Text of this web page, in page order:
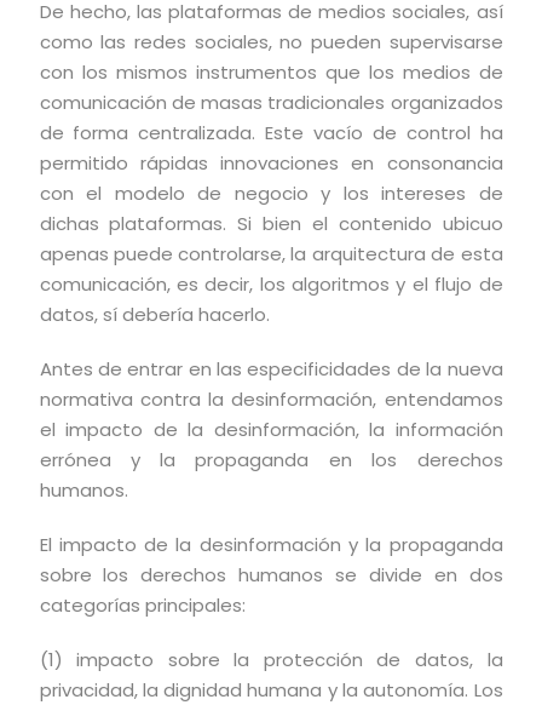
De hecho, las plataformas de medios sociales, así
como las redes sociales, no pueden supervisarse
con los mismos instrumentos que los medios de
comunicación de masas tradicionales organizados
de forma centralizada. Este vacío de control ha
permitido rápidas innovaciones en consonancia
con el modelo de negocio y los intereses de
dichas plataformas. Si bien el contenido ubicuo
apenas puede controlarse, la arquitectura de esta
comunicación, es decir, los algoritmos y el flujo de
datos, sí debería hacerlo.
Antes de entrar en las especificidades de la nueva
normativa contra la desinformación, entendamos
el impacto de la desinformación, la información
errónea y la propaganda en los derechos
humanos.
El impacto de la desinformación y la propaganda
sobre los derechos humanos se divide en dos
categorías principales:
(1) impacto sobre la protección de datos, la
privacidad, la dignidad humana y la autonomía. Los